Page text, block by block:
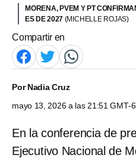
MORENA, PVEM Y PT
ES DE 2027 (MICHELLE ROJAS)
Compartir en
PorNadia Cruz
mayo 13, 2026 a las 21:51 GMT-6
En la conferencia de
Ejecutivo Nacional de